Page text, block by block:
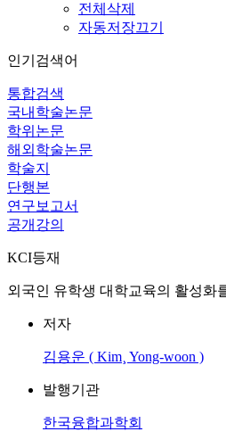
전체삭제
자동저장끄기
인기검색어
통합검색
국내학술논문
학위논문
해외학술논문
학술지
단행본
연구보고서
공개강의
KCI등재
외국인 유학생 대학교육의 활성화
저자
김용운 ( Kim¸ Yong-woon )
발행기관
한국융합과학회